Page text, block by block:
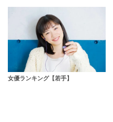
女優ランキング【若手】